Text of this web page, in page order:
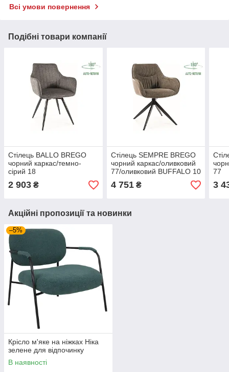
Всі умови повернення
Подібні товари компанії
Стілець BALLO BREGO
чорний каркас/темно-
сірий 18
2 903 ₴
Стілець SEMPRE BREGO
чорний каркас/оливковий
77/оливковий BUFFALO 10
4 751₴
77
3
Акційні пропозиції та новинки
–5%
Крісло м'яке на ніжках Ніка
зелене для відпочинку
В наявності